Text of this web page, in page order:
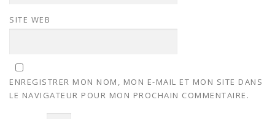
SITE WEB
ENREGISTRER MON NOM, MON E-MAIL ET MON SITE DANS
LE NAVIGATEUR POUR MON PROCHAIN COMMENTAIRE.